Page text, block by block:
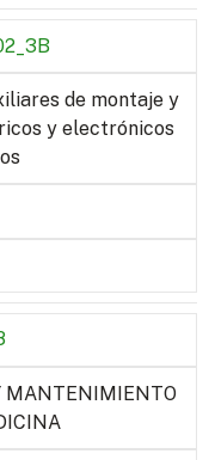
de montaje y
y electrónicos
MANTENIMIENTO